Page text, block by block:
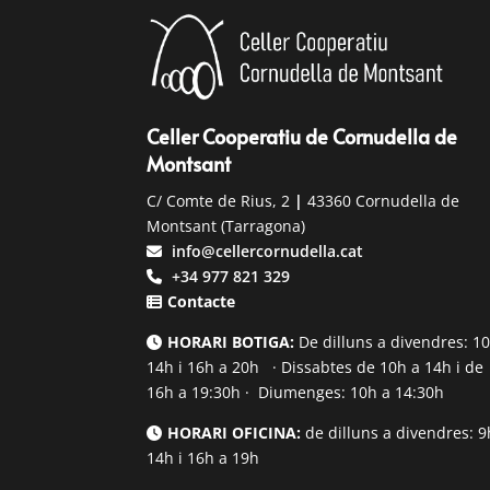
Celler Cooperatiu de Cornudella de
Montsant
C/ Comte de Rius, 2 | 43360 Cornudella de
Montsant (Tarragona)
info@cellercornudella.cat
+34 977 821 329
Contacte
HORARI BOTIGA: De dilluns a divendres:
14h i 16h a 20h · Dissabtes de 10h a 14h i de
16h a 19:30h · Diumenges: 10h a 14:30h
HORARI OFICINA: de dilluns a divendres:
14h i 16h a 19h